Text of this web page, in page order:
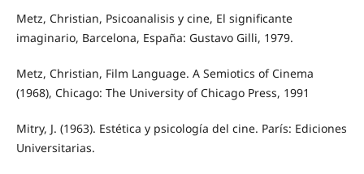
Metz, Christian, Psicoanalisis y cine, El significante
imaginario, Barcelona, España: Gustavo Gilli, 1979.
Metz, Christian, Film Language. A Semiotics of Cinema
(1968), Chicago: The University of Chicago Press, 1991
Mitry, J. (1963). Estética y psicología del cine. París: Ediciones
Universitarias.